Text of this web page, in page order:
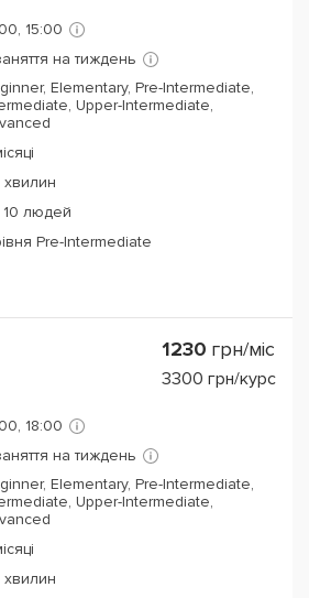
15:00
на тиждень
Elementary, Pre-Intermediate,
Upper-Intermediate,
людей
Pre-Intermediate
1230 грн/міс
3300 грн/курс
18:00
на тиждень
Elementary, Pre-Intermediate,
Upper-Intermediate,